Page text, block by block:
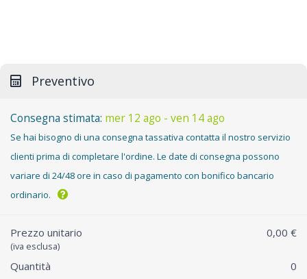
Preventivo
Consegna stimata: mer 12 ago - ven 14 ago
Se hai bisogno di una consegna tassativa contatta il nostro servizio
clienti prima di completare l'ordine. Le date di consegna possono
variare di 24/48 ore in caso di pagamento con bonifico bancario
ordinario.
Prezzo unitario
(iva esclusa)
0,00 €
Quantità
0